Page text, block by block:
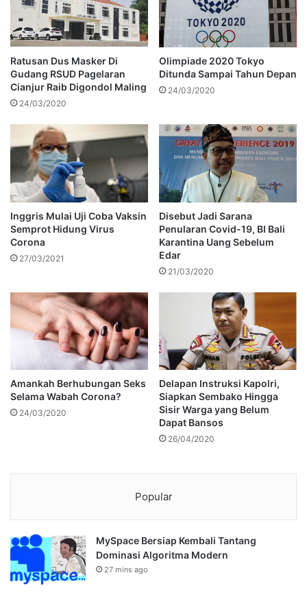
Ratusan Dus Masker Di
Gudang RSUD Pagelaran
Cianjur Raib Digondol Maling
24/03/2020
Olimpiade 2020 Tokyo
Ditunda Sampai Tahun Depan
24/03/2020
Inggris Mulai Uji Coba Vaksin
Semprot Hidung Virus
Corona
27/03/2021
Disebut Jadi Sarana
Penularan Covid-19, BI Bali
Karantina Uang Sebelum
Edar
21/03/2020
Amankah Berhubungan Seks
Selama Wabah Corona?
24/03/2020
Delapan Instruksi Kapolri,
Siapkan Sembako Hingga
Sisir Warga yang Belum
Dapat Bansos
26/04/2020
Popular
MySpace Bersiap Kembali Tantang
Dominasi Algoritma Modern
27 mins ago